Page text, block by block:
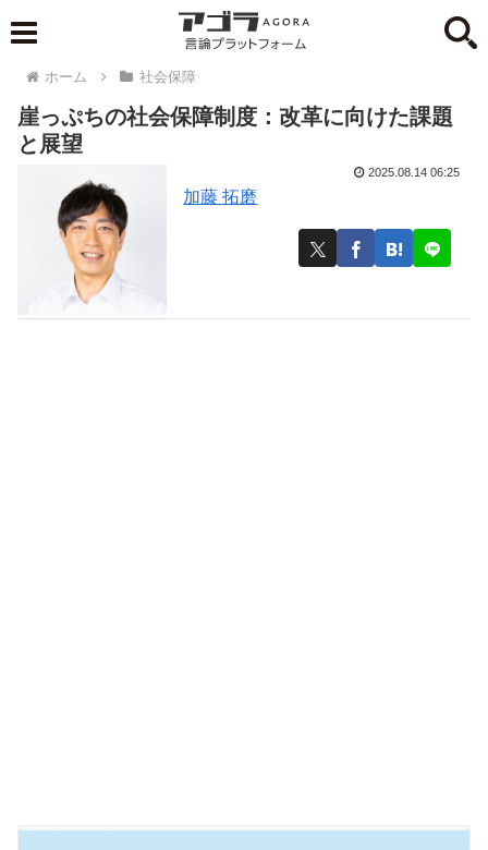
ホーム 社会保障
崖っぷちの社会保障制度：改革に向けた課題
と展望
加藤 拓磨
2025.08.14 06:25